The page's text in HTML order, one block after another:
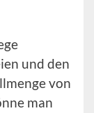
und den
von
man